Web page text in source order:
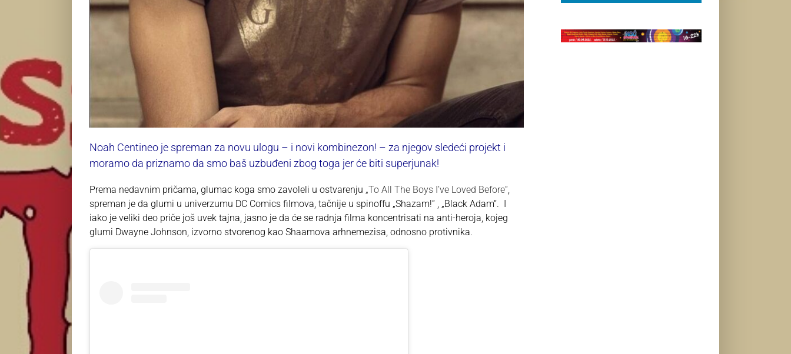
Noah Centineo je spreman za novu ulogu – i novi kombinezon! – za njegov sledeći projekt i
moramo da priznamo da smo baš uzbuđeni zbog toga jer će biti superjunak!
Prema nedavnim pričama, glumac koga smo zavoleli u ostvarenju „To All The Boys I’ve Loved Before“,
spreman je da glumi u univerzumu DC Comics filmova, tačnije u spinoffu „Shazam!“ , „Black Adam“. I
iako je veliki deo priče još uvek tajna, jasno je da će se radnja filma koncentrisati na anti-heroja, kojeg
glumi Dwayne Johnson, izvorno stvorenog kao Shaamova arhnemezisa, odnosno protivnika.